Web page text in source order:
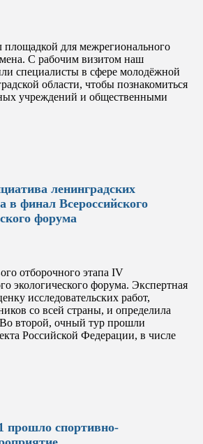
для межрегионального
С рабочим визитом наш
специалисты в сфере молодёжной
области, чтобы познакомиться
учреждений и общественными
ленинградских
финал Всероссийского
форума
отборочного этапа IV
экологического форума. Экспертная
исследовательских работ,
со всей страны, и определила
второй, очный тур прошли
Российской Федерации, в числе
прошло спортивно-